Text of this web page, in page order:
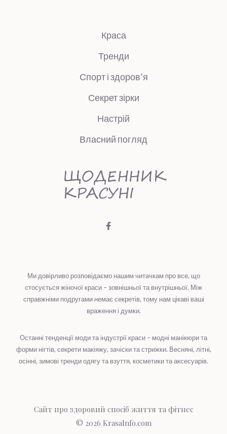
Краса
Тренди
Спорт і здоров’я
Секрет зірки
Настрій
Власний погляд
Ми довірливо розповідаємо нашим читачкам про все, що
стосується жіночої краси – зовнішньої та внутрішньої. Між
справжніми подругами немає секретів, тому нам цікаві ваші
враження і думки.
Останні тенденції моди та індустрії краси – модні манікюри та
форми нігтів, секрети макіяжу, зачіски та стрижки. Весняні, літні,
осінні, зимові тренди одягу та взуття, косметики та аксесуарів.
Сайт про здоровий спосіб життя та фітнес
© 2026 KrasaInfo.com